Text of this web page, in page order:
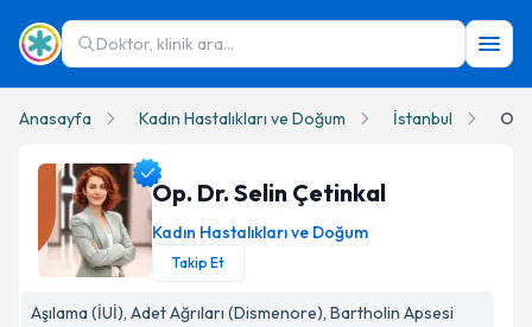
Doktor, klinik ara...
Anasayfa Kadın Hastalıkları ve Doğum İstanbul Op.
Op. Dr. Selin Çetinkal
Kadın Hastalıkları ve Doğum
Takip Et
Aşılama (İUİ), Adet Ağrıları (Dismenore), Bartholin Apsesi